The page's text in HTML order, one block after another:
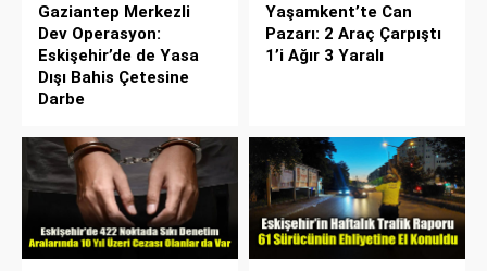
Gaziantep Merkezli
Dev Operasyon:
Eskişehir’de de Yasa
Dışı Bahis Çetesine
Darbe
Yaşamkent’te Can
Pazarı: 2 Araç Çarpıştı
1’i Ağır 3 Yaralı